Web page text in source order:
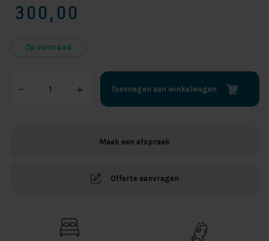
300,00
Op voorraad
–
Harmony
+ Toevoegen aan winkelwagen
Maak een afspraak
Offerte aanvragen